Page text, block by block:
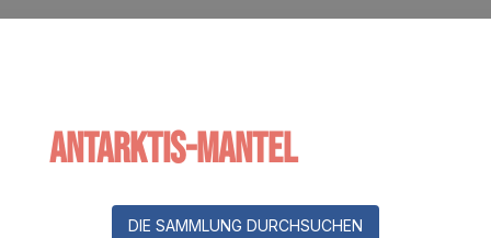
Antarktis-Mantel
DIE SAMMLUNG DURCHSUCHEN